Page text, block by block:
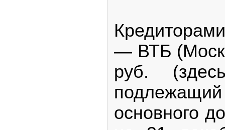
— ВТБ
руб.
основного